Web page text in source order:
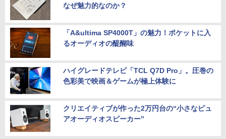
なぜ魅力的なのか？
「A&ultima SP4000T」の魅力！ポケットに入
るオーディオの醍醐味
ハイグレードテレビ「TCL Q7D Pro」。圧巻の
色彩美で映画＆ゲームが極上体験に
クリエイティブが作った2万円台の“小さなピュ
アオーディオスピーカー”